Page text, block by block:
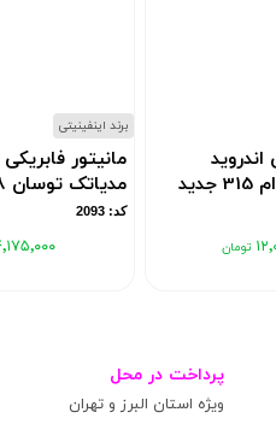
اندروید
برند اینفینیتی
مانیتور فابریکی
مدیاتک توسان 2018-2015
کد: 2093
پرداخت در محل
ویژه استان البرز و تهران